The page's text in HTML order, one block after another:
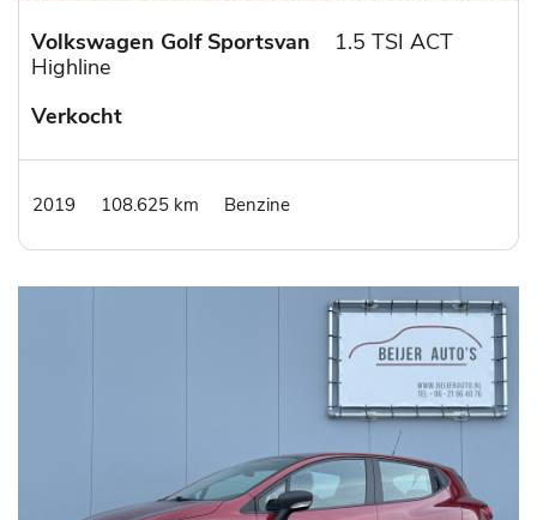
Volkswagen Golf Sportsvan
1.5 TSI ACT
Highline
Verkocht
2019 108.625 km Benzine